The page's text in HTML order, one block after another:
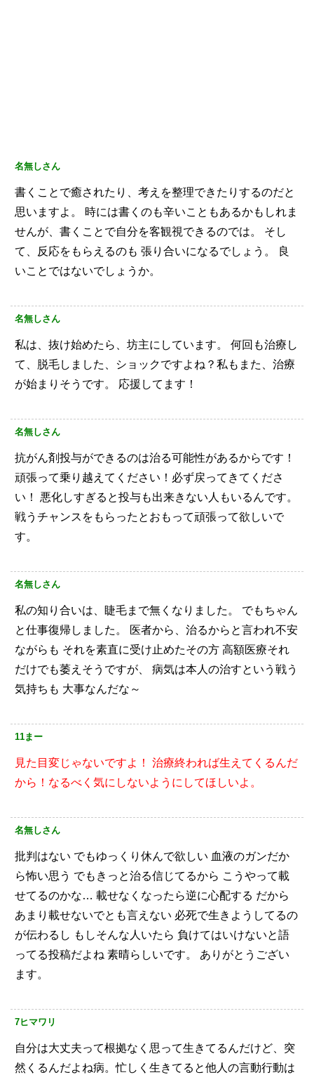
名無しさん
書くことで癒されたり、考えを整理できたりするのだと
思いますよ。
時には書くのも辛いこともあるかもしれま
せんが、書くことで自分を客観視できるのでは。
そし
て、反応をもらえるのも 張り合いになるでしょう。
良
いことではないでしょうか。
名無しさん
私は、抜け始めたら、坊主にしています。
何回も治療し
て、脱毛しました、ショックですよね？私もまた、治療
が始まりそうです。
応援してます！
名無しさん
抗がん剤投与ができるのは治る可能性があるからです！
頑張って乗り越えてください！必ず戻ってきてくださ
い！
悪化しすぎると投与も出来きない人もいるんです。
戦うチャンスをもらったとおもって頑張って欲しいで
す。
名無しさん
私の知り合いは、睫毛まで無くなりました。
でもちゃん
と仕事復帰しました。
医者から、治るからと言われ不安
ながらも それを素直に受け止めたその方 高額医療それ
だけでも萎えそうですが、
病気は本人の治すという戦う
気持ちも 大事なんだな～
11まー
見た目変じゃないですよ！
治療終われば生えてくるんだ
から！なるべく気にしないようにしてほしいよ。
名無しさん
批判はない でもゆっくり休んで欲しい 血液のガンだか
ら怖い思う でもきっと治る信じてるから こうやって載
せてるのかな… 載せなくなったら逆に心配する だから
あまり載せないでとも言えない 必死で生きようしてるの
が伝わるし もしそんな人いたら 負けてはいけないと語
ってる投稿だよね 素晴らしいです。
ありがとうござい
ます。
7ヒマワリ
自分は大丈夫って根拠なく思って生きてるんだけど、突
然くるんだよね病。忙しく生きてると他人の言動行動は